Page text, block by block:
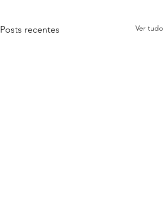
Posts recentes Ver tudo